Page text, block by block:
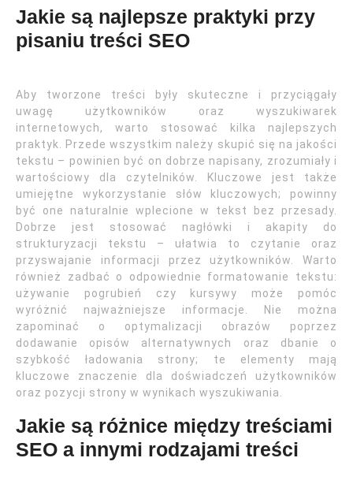
Jakie są najlepsze praktyki przy
pisaniu treści SEO
Aby tworzone treści były skuteczne i przyciągały
uwagę użytkowników oraz wyszukiwarek
internetowych, warto stosować kilka najlepszych
praktyk. Przede wszystkim należy skupić się na jakości
tekstu – powinien być on dobrze napisany, zrozumiały i
wartościowy dla czytelników. Kluczowe jest także
umiejętne wykorzystanie słów kluczowych; powinny
być one naturalnie wplecione w tekst bez przesady.
Dobrze jest stosować nagłówki i akapity do
strukturyzacji tekstu – ułatwia to czytanie oraz
przyswajanie informacji przez użytkowników. Warto
również zadbać o odpowiednie formatowanie tekstu:
używanie pogrubień czy kursywy może pomóc
wyróżnić najważniejsze informacje. Nie można
zapominać o optymalizacji obrazów poprzez
dodawanie opisów alternatywnych oraz dbanie o
szybkość ładowania strony; te elementy mają
kluczowe znaczenie dla doświadczeń użytkowników
oraz pozycji strony w wynikach wyszukiwania.
Jakie są różnice między treściami
SEO a innymi rodzajami treści